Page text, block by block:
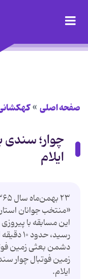
صفحه اصلی
چوار؛ سندی
ایلام
«منتخب جوانان
رسید،
دشمن بعثی زمین
زمین فوتبال چوار
ایلام.